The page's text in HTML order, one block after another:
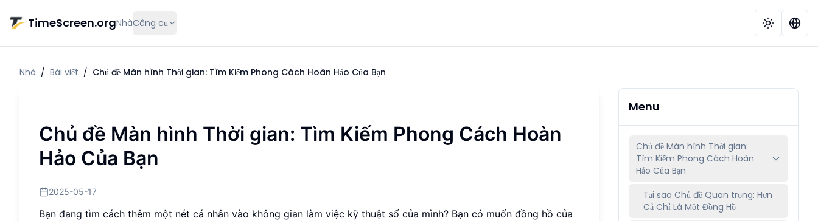
TimeScreen.orgNhàCông cụ
Nhà / Bài viết / Chủ đề Màn hình Thời gian: Tìm Kiếm Phong Cách Hoàn Hảo Của Bạn
Chủ đề Màn hình Thời gian: Tìm Kiếm Phong Cách Hoàn
Hảo Của Bạn
2025-05-17
Bạn đang tìm cách thêm một nét cá nhân vào không gian làm việc kỹ thuật số của mình? Bạn có muốn đồng hồ của
Menu
Chủ đề Màn hình Thời gian:
Tìm Kiếm Phong Cách Hoàn
Hảo Của Bạn
Tại sao Chủ đề Quan trọng: Hơn
Cả Chỉ Là Một Đồng Hồ